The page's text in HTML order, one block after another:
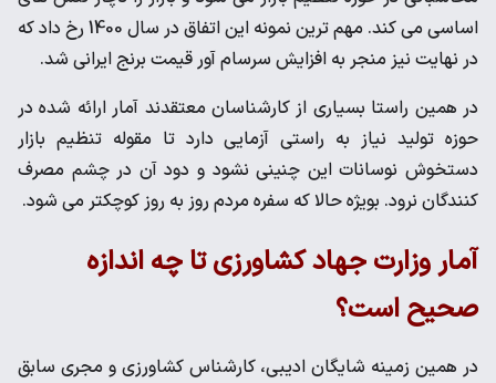
اساسی می کند‌. مهم ترین نمونه این اتفاق در سال 1400 رخ داد که
در نهایت نیز منجر به افزایش سرسام آور قیمت برنج ایرانی شد‌.
در همین راستا بسیاری از کارشناسان معتقدند آمار ارائه شده در
حوزه تولید نیاز به راستی آزمایی دارد تا مقوله تنظیم بازار
دستخوش نوسانات این چنینی نشود و دود آن در چشم مصرف
کنندگان نرود. بویژه حالا که سفره مردم روز به روز کوچکتر می شود.
آمار وزارت جهاد کشاورزی تا چه اندازه
صحیح است؟
در همین زمینه شایگان ادیبی، کارشناس کشاورزی و مجری سابق